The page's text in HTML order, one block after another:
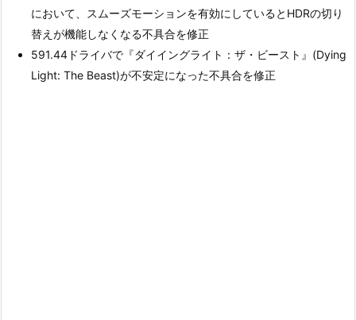
において、スムーズモーションを有効にしているとHDRの切り
替えが機能しなくなる不具合を修正
591.44ドライバで『ダイイングライト：ザ・ビースト』(Dying
Light: The Beast)が不安定になった不具合を修正